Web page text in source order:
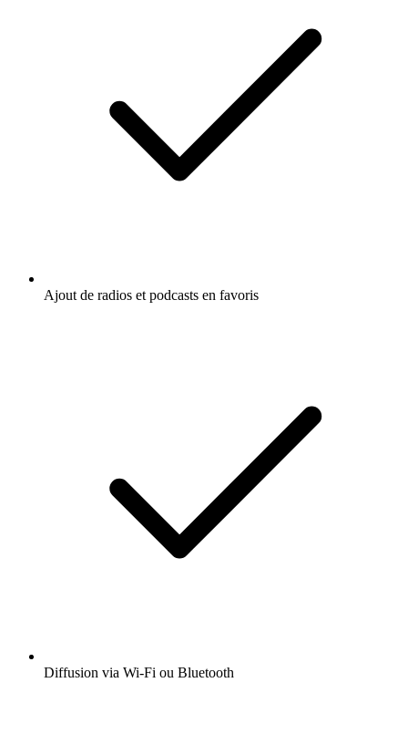
Ajout de radios et podcasts en favoris
Diffusion via Wi-Fi ou Bluetooth